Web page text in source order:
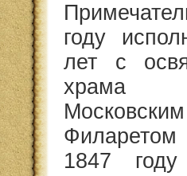
году
лет с
храма
1847